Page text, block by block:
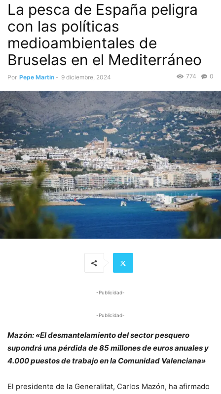
Política Portada sector pesquero
Unión Europea
La pesca de España peligra
con las políticas
medioambientales de
Bruselas en el Mediterráneo
Por Pepe Martin - 9 diciembre, 2024 0
774
-Publicidad-
-Publicidad-
Mazón: «El desmantelamiento del sector pesquero
supondrá una pérdida de 85 millones de euros anuales y
4.000 puestos de trabajo en la Comunidad Valenciana»
El presidente de la Generalitat, Carlos Mazón, ha afirmado